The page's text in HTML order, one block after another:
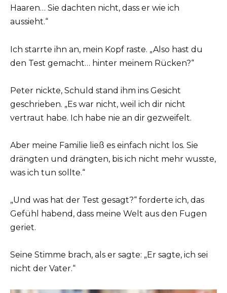
Haaren… Sie dachten nicht, dass er wie ich
aussieht.“
Ich starrte ihn an, mein Kopf raste. „Also hast du
den Test gemacht… hinter meinem Rücken?“
Peter nickte, Schuld stand ihm ins Gesicht
geschrieben. „Es war nicht, weil ich dir nicht
vertraut habe. Ich habe nie an dir gezweifelt.
Aber meine Familie ließ es einfach nicht los. Sie
drängten und drängten, bis ich nicht mehr wusste,
was ich tun sollte.“
„Und was hat der Test gesagt?“ forderte ich, das
Gefühl habend, dass meine Welt aus den Fugen
geriet.
Seine Stimme brach, als er sagte: „Er sagte, ich sei
nicht der Vater.“